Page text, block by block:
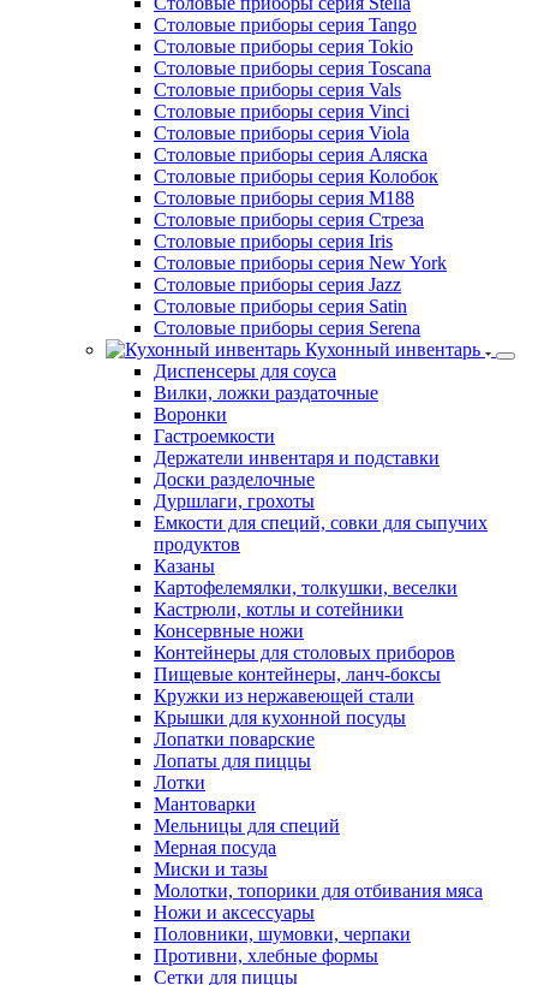
Столовые приборы серия Sophia
Столовые приборы серия Stella
Столовые приборы серия Tango
Столовые приборы серия Tokio
Столовые приборы серия Toscana
Столовые приборы серия Vals
Столовые приборы серия Vinci
Столовые приборы серия Viola
Столовые приборы серия Аляска
Столовые приборы серия Колобок
Столовые приборы серия М188
Столовые приборы серия Стреза
Столовые приборы серия Iris
Столовые приборы серия New York
Столовые приборы серия Jazz
Столовые приборы серия Satin
Столовые приборы серия Serena
Кухонный инвентарь
Диспенсеры для соуса
Вилки, ложки раздаточные
Воронки
Гастроемкости
Держатели инвентаря и подставки
Доски разделочные
Дуршлаги, грохоты
Емкости для специй, совки для сыпучих
продуктов
Казаны
Картофелемялки, толкушки, веселки
Кастрюли, котлы и сотейники
Консервные ножи
Контейнеры для столовых приборов
Пищевые контейнеры, ланч-боксы
Кружки из нержавеющей стали
Крышки для кухонной посуды
Лопатки поварские
Лопаты для пиццы
Лотки
Мантоварки
Мельницы для специй
Мерная посуда
Миски и тазы
Молотки, топорики для отбивания мяса
Ножи и аксессуары
Половники, шумовки, черпаки